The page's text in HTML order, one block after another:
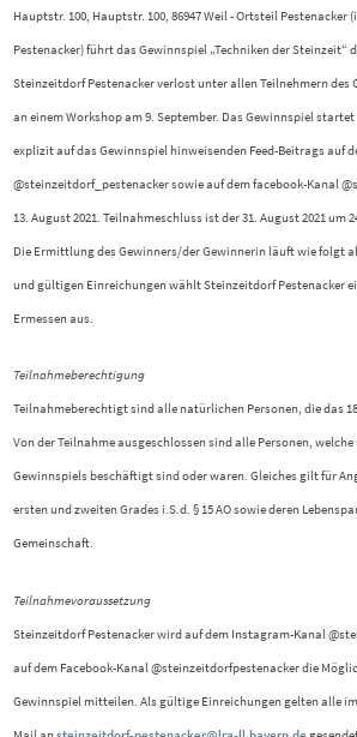
Hauptstr. 100, Hauptstr. 100, 86947 Weil - Ortsteil
Pestenacker) führt das Gewinnspiel „Techniken der Steinzeit“
Steinzeitdorf Pestenacker verlost unter allen Teilnehmern des
an einem Workshop am 9. September. Das Gewinnspiel
explizit auf das Gewinnspiel hinweisenden Feed-Beitrags auf
@steinzeitdorf_pestenacker sowie auf dem facebook-Kanal
13. August 2021. Teilnahmeschluss ist der 31. August 2021 um
Die Ermittlung des Gewinners/der Gewinnerin läuft wie folgt
und gültigen Einreichungen wählt Steinzeitdorf Pestenacker
Ermessen aus.
Teilnahmeberechtigung
Teilnahmeberechtigt sind alle natürlichen Personen, die das
Von der Teilnahme ausgeschlossen sind alle Personen,
Gewinnspiels beschäftigt sind oder waren. Gleiches gilt für
ersten und zweiten Grades i.S.d. § 15 AO sowie deren
Gemeinschaft.
Teilnahmevoraussetzung
Steinzeitdorf Pestenacker wird auf dem Instagram-Kanal
auf dem Facebook-Kanal @steinzeitdorfpestenacker die
Gewinnspiel mitteilen. Als gültige Einreichungen gelten alle